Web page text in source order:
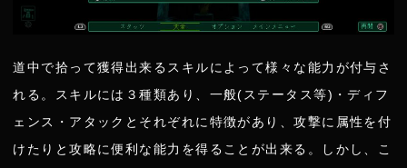
道中で拾って獲得出来るスキルによって様々な能力が付与さ
れる。スキルには３種類あり、一般(ステータス等)・ディフ
ェンス・アタックとそれぞれに特徴があり、攻撃に属性を付
けたりと攻略に便利な能力を得ることが出来る。しかし、こ